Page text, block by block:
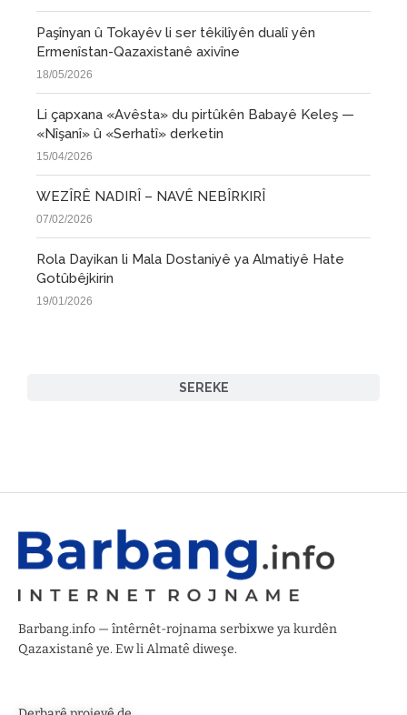
SEREKE
Paşînyan û Tokayêv li ser têkilîyên dualî yên
Ermenîstan-Qazaxistanê axivîne
18/05/2026
Li çapxana «Avêsta» du pirtûkên Babayê Keleş —
«Nîşanî» û «Serhatî» derketin
15/04/2026
WEZÎRÊ NADIRÎ – NAVÊ NEBÎRKIRÎ
07/02/2026
Rola Dayikan li Mala Dostaniyê ya Almatiyê Hate
Gotûbêjkirin
19/01/2026
Barbang.info — întêrnêt-rojnama serbixwe ya kurdên
Qazaxistanê ye. Ew li Almatê diweşe.